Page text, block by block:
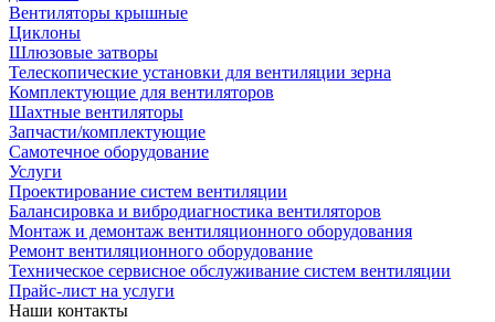
Вентиляторы крышные
Циклоны
Шлюзовые затворы
Телескопические установки для вентиляции зерна
Комплектующие для вентиляторов
Шахтные вентиляторы
Запчасти/комплектующие
Самотечное оборудование
Услуги
Проектирование систем вентиляции
Балансировка и вибродиагностика вентиляторов
Монтаж и демонтаж вентиляционного оборудования
Ремонт вентиляционного оборудование
Техническое сервисное обслуживание систем вентиляции
Прайс-лист на услуги
Наши контакты